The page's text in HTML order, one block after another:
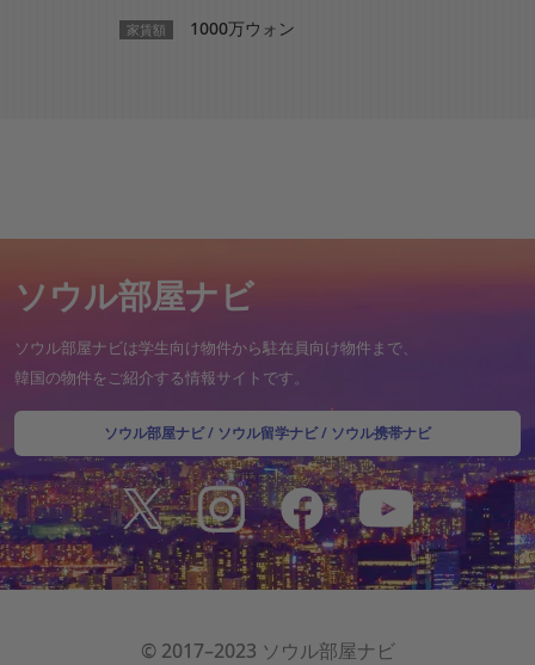
家賃額 1000万ウォン
ソウル部屋ナビ
ソウル部屋ナビは学生向け物件から駐在員向け物件まで、
韓国の物件をご紹介する情報サイトです。
ソウル部屋ナビ/ ソウル留学ナビ/ ソウル携帯ナビ
© 2017–2023 ソウル部屋ナビ